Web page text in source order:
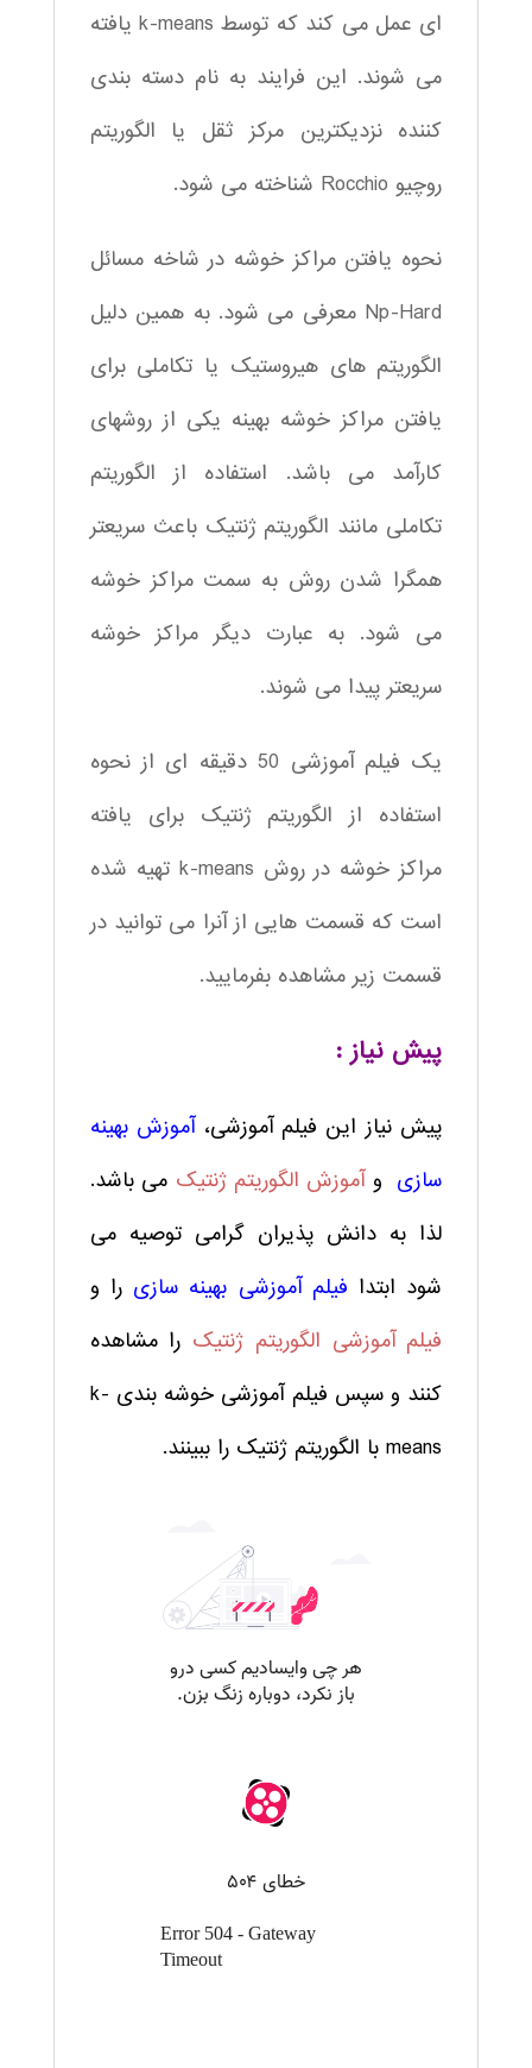
ای عمل می کند که توسط k-means یافته
می شوند. این فرایند به نام دسته بندی
کننده نزدیکترین مرکز ثقل یا الگوریتم
روچیو Rocchio شناخته می شود.
نحوه یافتن مراکز خوشه در شاخه مسائل
Np-Hard معرفی می شود. به همین دلیل
الگوریتم های هیروستیک یا تکاملی برای
یافتن مراکز خوشه بهینه یکی از روشهای
کارآمد می باشد. استفاده از الگوریتم
تکاملی مانند الگوریتم ژنتیک باعث سریعتر
همگرا شدن روش به سمت مراکز خوشه
می شود. به عبارت دیگر مراکز خوشه
سریعتر پیدا می شوند.
یک فیلم آموزشی 50 دقیقه ای از نحوه
استفاده از الگوریتم ژنتیک برای یافته
مراکز خوشه در روش k-means تهیه شده
است که قسمت هایی از آنرا می توانید در
قسمت زیر مشاهده بفرمایید.
پیش نیاز :
پیش نیاز این فیلم آموزشی،آموزش بهینه
سازی وآموزش الگوریتم ژنتیک می باشد.
لذا به دانش پذیران گرامی توصیه می
شود ابتدا فیلم آموزشی بهینه سازی را و
فیلم آموزشی الگوریتم ژنتیک را مشاهده
کنند و سپس فیلم آموزشی خوشه بندی k-
means با الگوریتم ژنتیک را ببینند.